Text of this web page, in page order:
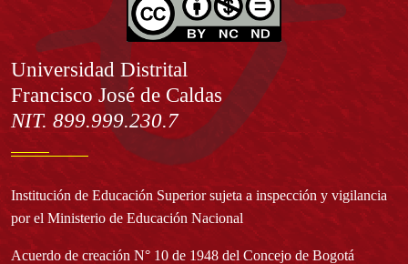
Información
Universidad Distrital
Francisco José de Caldas
NIT. 899.999.230.7
Institución de Educación Superior sujeta a inspección y vigilancia
por el Ministerio de Educación Nacional
Acuerdo de creación N° 10 de 1948 del Concejo de Bogotá